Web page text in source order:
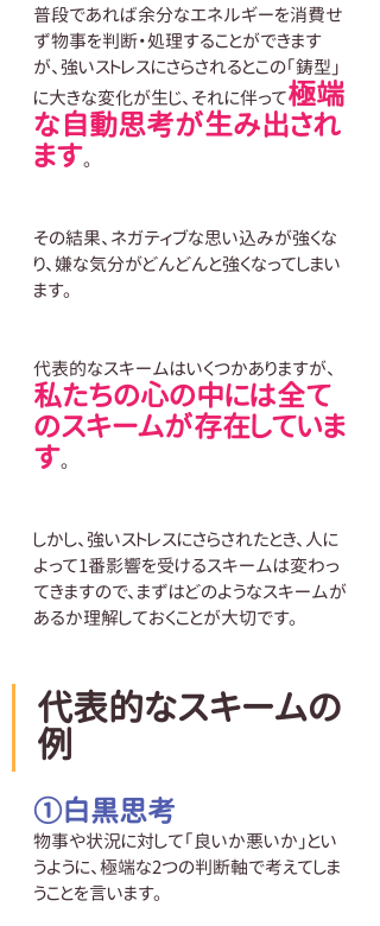
普段であれば余分なエネルギーを消費せ
ず物事を判断・処理することができます
が、強いストレスにさらされるとこの「鋳型」
に大きな変化が生じ、それに伴って極端
な自動思考が生み出され
ます。
その結果、ネガティブな思い込みが強くな
り、嫌な気分がどんどんと強くなってしまい
ます。
代表的なスキームはいくつかありますが、
私たちの心の中には全て
のスキームが存在していま
す。
しかし、強いストレスにさらされたとき、人に
よって1番影響を受けるスキームは変わっ
てきますので、まずはどのようなスキームが
あるか理解しておくことが大切です。
代表的なスキームの
例
①白黒思考
物事や状況に対して「良いか悪いか」とい
うように、極端な2つの判断軸で考えてしま
うことを言います。